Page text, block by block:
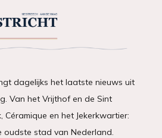
dagelijks het laatste nieuws uit
Van het Vrijthof en de Sint
en het Jekerkwartier:
stad van Nederland.